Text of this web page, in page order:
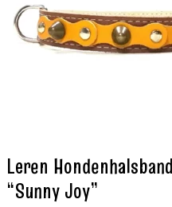
Leren
“Sunny Joy”